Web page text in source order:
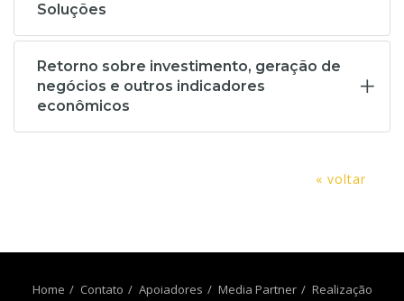
Soluções
Retorno sobre investimento, geração de
negócios e outros indicadores
econômicos
« voltar
Home Contato Apoiadores Media Partner Realização